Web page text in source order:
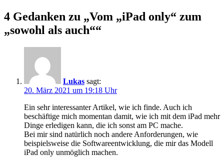
4 Gedanken zu „Vom „iPad only“ zum
„sowohl als auch““
Lukas sagt:
20. März 2021 um 19:18 Uhr
Ein sehr interessanter Artikel, wie ich finde. Auch ich
beschäftige mich momentan damit, wie ich mit dem iPad mehr
Dinge erledigen kann, die ich sonst am PC mache.
Bei mir sind natürlich noch andere Anforderungen, wie
beispielsweise die Softwareentwicklung, die mir das Modell
iPad only unmöglich machen.